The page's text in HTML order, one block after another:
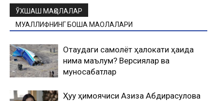
ЎХШАШ МАҚОЛАЛАР
МУАЛЛИФНИНГ БОШҚА МАҚОЛАЛАРИ
Оқтаудаги самолёт ҳалокати ҳақида
нима маълум? Версиялар ва
муносабатлар
Ҳуқуқ ҳимоячиси Азиза Абдирасулова